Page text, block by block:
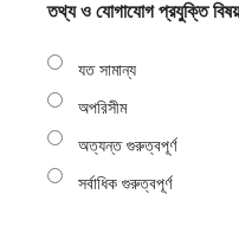
তথ্য ও যোগাযোগ প্রযুক্তি
যত সামান্য
অপরিসীম
অত্যন্ত গুরুত্বপূর্ণ
সর্বাধিক গুরুত্বপূর্ণ